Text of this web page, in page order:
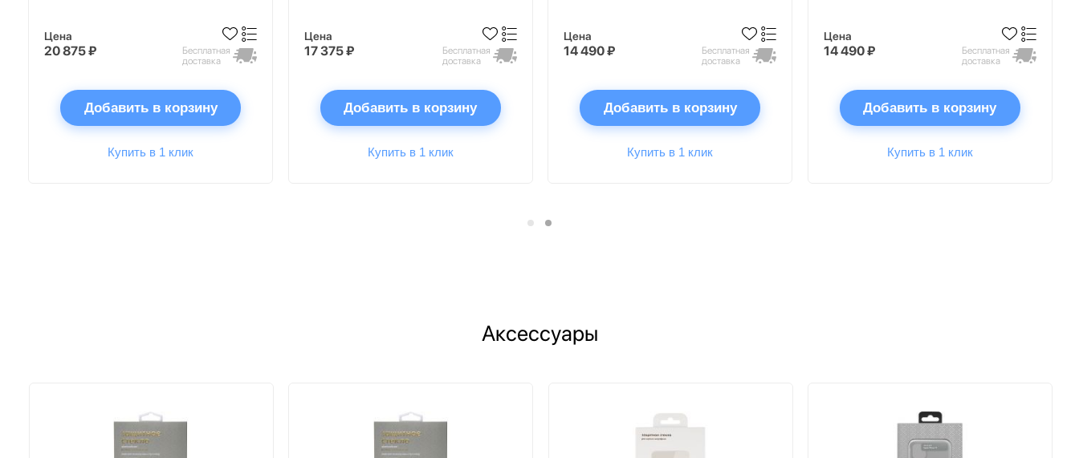
Цена
20 875 ₽
Бесплатная
доставка
Добавить в корзину
Купить в 1 клик
Цена
17 375 ₽
Бесплатная
доставка
Добавить в корзину
Купить в 1 клик
Цена
14 490 ₽
Бесплатная
доставка
Добавить в корзину
Купить в 1 клик
Цена
14 490 ₽
Бесплатная
доставка
Добавить в корзину
Купить в 1 клик
Аксессуары